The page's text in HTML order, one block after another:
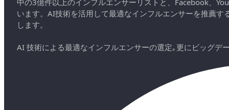
います。AI技術を活用して最適なインフルエンサーを推薦
します。
AI 技術による最適なインフルエンサーの選定｡更にビッグデ